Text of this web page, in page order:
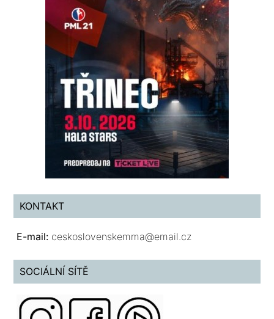
KONTAKT
E-mail: ceskoslovenskemma@email.cz
SOCIÁLNÍ SÍTĚ